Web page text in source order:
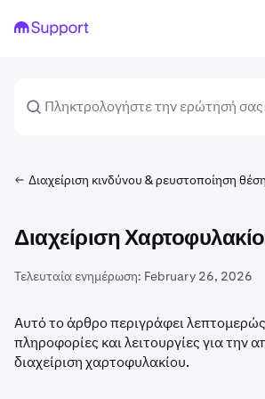
Διαχείριση κινδύνου & ρευστοποίηση
Διαχείριση
Τελευταία ενημέρωση: February 26, 2026
Αυτό το άρθρο περιγράφει λεπτομερώς
πληροφορίες και λειτουργίες για την
διαχείριση χαρτοφυλακίου.